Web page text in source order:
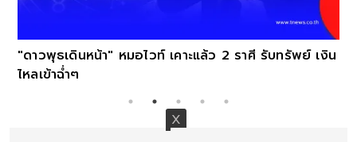
"ดาวพุธเดินหน้า" หมอไวท์ เคาะแล้ว 2 ราศี รับทรัพย์ เงิน
ไหลเข้าฉ่ำๆ